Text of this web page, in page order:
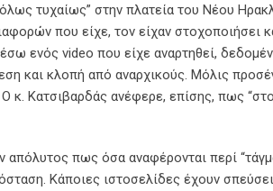
τυχαίως” στην πλατεία του Νέου
που είχε, τον είχαν στοχοποιήσει
ενός video που είχε αναρτηθεί,
και κλοπή από αναρχικούς. Μόλις
Ο κ. Κατσιβαρδάς ανέφερε, επίσης, πως
απόλυτος πως όσα αναφέρονται περί
Κάποιες ιστοσελίδες έχουν